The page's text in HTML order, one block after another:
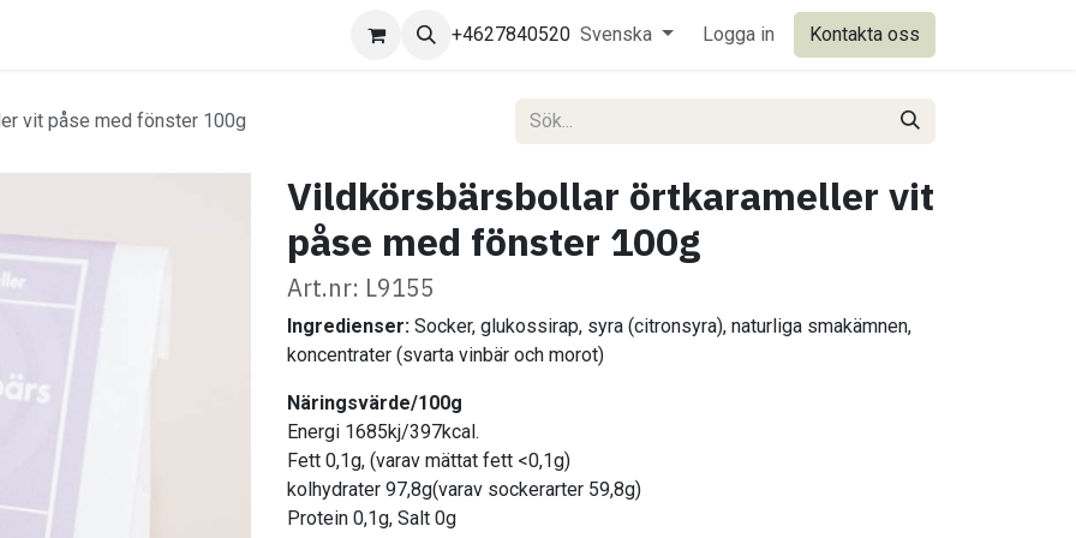
+4627840520 Svenska Logga in Kontakta oss
vit påse med fönster 100g
Vildkörsbärsbollar örtkarameller vit
påse med fönster 100g
Art.nr: L9155
Ingredienser: Socker, glukossirap, syra (citronsyra), naturliga smakämnen,
koncentrater (svarta vinbär och morot)
Näringsvärde/100g
Energi 1685kj/397kcal.
Fett 0,1g, (varav mättat fett <0,1g)
kolhydrater 97,8g(varav sockerarter 59,8g)
Protein 0,1g, Salt 0g